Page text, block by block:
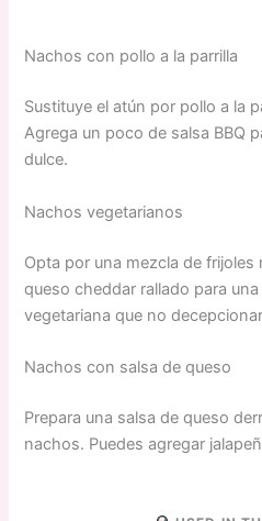
Nachos con pollo a la parrilla
Sustituye el atún por pollo a la
Agrega un poco de salsa BBQ
dulce.
Nachos vegetarianos
Opta por una mezcla de
queso cheddar rallado para
vegetariana que no
Nachos con salsa de queso
Prepara una salsa de queso
nachos. Puedes agregar